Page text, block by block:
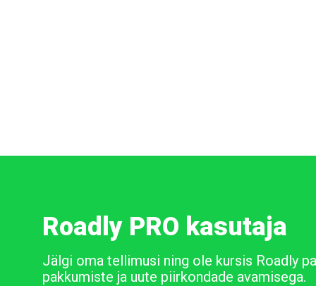
Roadly PRO kasutaja
Jälgi oma tellimusi ning ole kursis Roadly
pakkumiste ja uute piirkondade avamisega.